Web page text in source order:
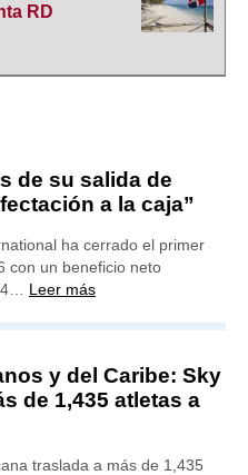
RD
de su salida de
a la caja”
ha cerrado el primer
con un beneficio neto
Leer más
y del Caribe: Sky
de 1,435 atletas a
traslada a más de 1,435